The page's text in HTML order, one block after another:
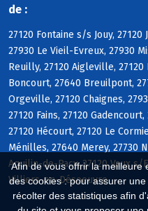
Afin de vous offrir la meilleure
des cookies : pour assurer
récolter des statistiques afin
de :
27120 Fontaine s/s Jouy, 27120
27930 Le Vieil-Evreux, 27930
Reuilly, 27120 Aigleville,
Boncourt, 27640 Breuilpont,
Orgeville, 27120 Chaignes,
27120 Fains, 27120
27120 Hécourt, 27120 Le
Ménilles, 27640 Merey, 27730
Aquilin-de-Pacy, 27120 Vaux
Villiers-en-Désoeuvre